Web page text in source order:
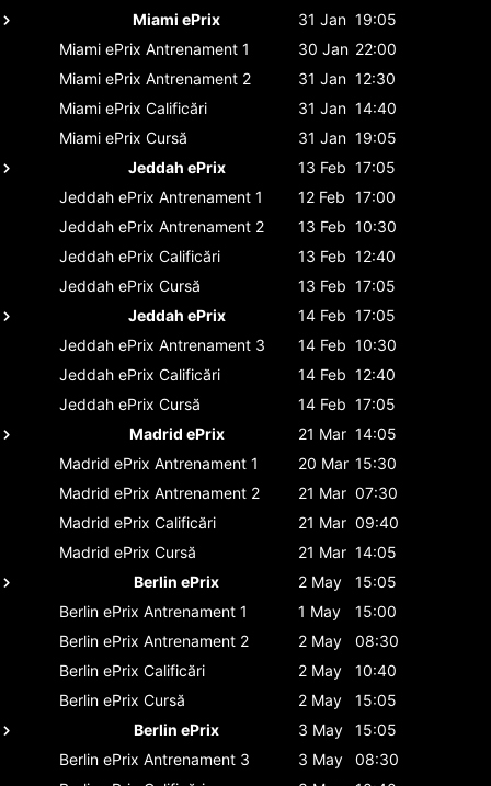
Miami ePrix
31 Jan 19:05
Miami ePrix Antrenament 1 30 Jan 22:00
Miami ePrix Antrenament 2 31 Jan 12:30
Miami ePrix Calificări 31 Jan 14:40
Miami ePrix Cursă 31 Jan 19:05
Jeddah ePrix
13 Feb 17:05
Jeddah ePrix Antrenament 1 12 Feb 17:00
Jeddah ePrix Antrenament 2 13 Feb 10:30
Jeddah ePrix Calificări 13 Feb 12:40
Jeddah ePrix Cursă 13 Feb 17:05
Jeddah ePrix
14 Feb 17:05
Jeddah ePrix Antrenament 3 14 Feb 10:30
Jeddah ePrix Calificări 14 Feb 12:40
Jeddah ePrix Cursă 14 Feb 17:05
Madrid ePrix
21 Mar 14:05
Madrid ePrix Antrenament 1 20 Mar 15:30
Madrid ePrix Antrenament 2 21 Mar 07:30
Madrid ePrix Calificări 21 Mar 09:40
Madrid ePrix Cursă 21 Mar 14:05
Berlin ePrix
2 May
15:05
Berlin ePrix Antrenament 1 1 May
15:00
Berlin ePrix Antrenament 2 2 May
08:30
Berlin ePrix Calificări 2 May
10:40
Berlin ePrix Cursă 2 May
15:05
Berlin ePrix
3 May
15:05
Berlin ePrix Antrenament 3 3 May
08:30